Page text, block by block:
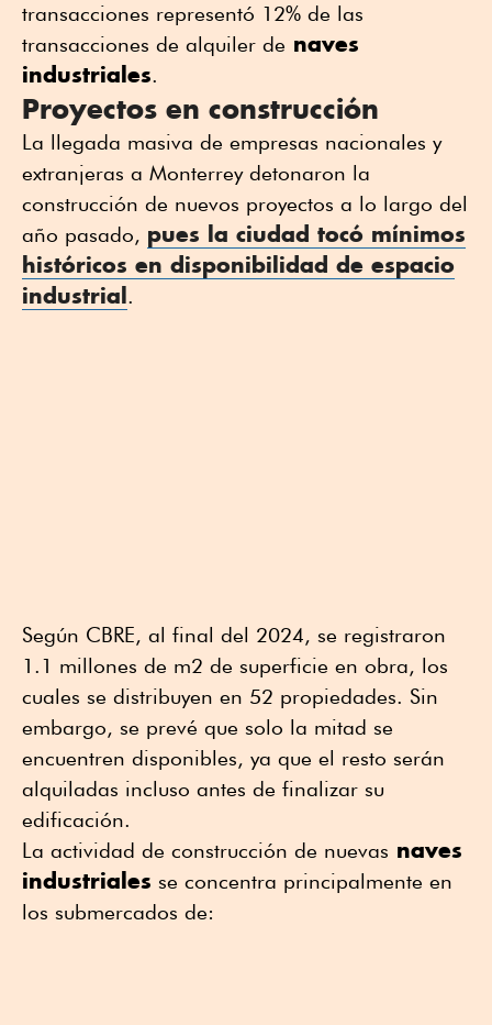
transacciones representó 12% de las
transacciones de alquiler de naves
industriales.
Proyectos en construcción
La llegada masiva de empresas nacionales y
extranjeras a Monterrey detonaron la
construcción de nuevos proyectos a lo largo del
año pasado, pues la ciudad tocó mínimos
históricos en disponibilidad de espacio
industrial .
Según CBRE, al final del 2024, se registraron
1.1 millones de m2 de superficie en obra, los
cuales se distribuyen en 52 propiedades. Sin
embargo, se prevé que solo la mitad se
encuentren disponibles, ya que el resto serán
alquiladas incluso antes de finalizar su
edificación.
La actividad de construcción de nuevas naves
industriales se concentra principalmente en
los submercados de: